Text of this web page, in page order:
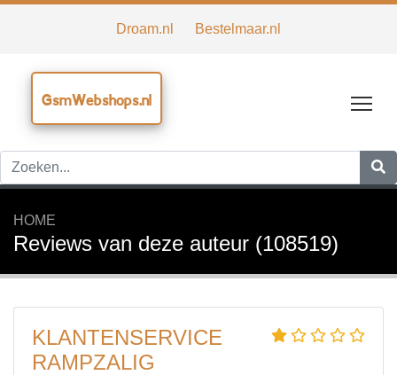
Droam.nl Bestelmaar.nl
GsmWebshops.nl
HOME
Reviews van deze auteur (108519)
KLANTENSERVICE
RAMPZALIG